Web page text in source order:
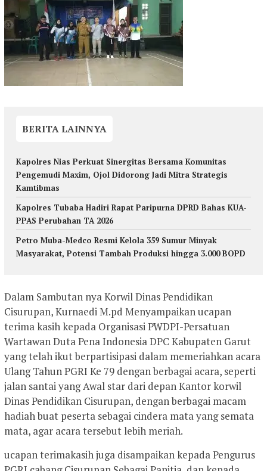
BERITA LAINNYA
Kapolres Nias Perkuat Sinergitas Bersama Komunitas
Pengemudi Maxim, Ojol Didorong Jadi Mitra Strategis
Kamtibmas
Kapolres Tubaba Hadiri Rapat Paripurna DPRD Bahas KUA-
PPAS Perubahan TA 2026
Petro Muba-Medco Resmi Kelola 359 Sumur Minyak
Masyarakat, Potensi Tambah Produksi hingga 3.000 BOPD
Dalam Sambutan nya Korwil Dinas Pendidikan
Cisurupan, Kurnaedi M.pd Menyampaikan ucapan
terima kasih kepada Organisasi PWDPI-Persatuan
Wartawan Duta Pena Indonesia DPC Kabupaten Garut
yang telah ikut berpartisipasi dalam memeriahkan acara
Ulang Tahun PGRI Ke 79 dengan berbagai acara, seperti
jalan santai yang Awal star dari depan Kantor korwil
Dinas Pendidikan Cisurupan, dengan berbagai macam
hadiah buat peserta sebagai cindera mata yang semata
mata, agar acara tersebut lebih meriah.
ucapan terimakasih juga disampaikan kepada Pengurus